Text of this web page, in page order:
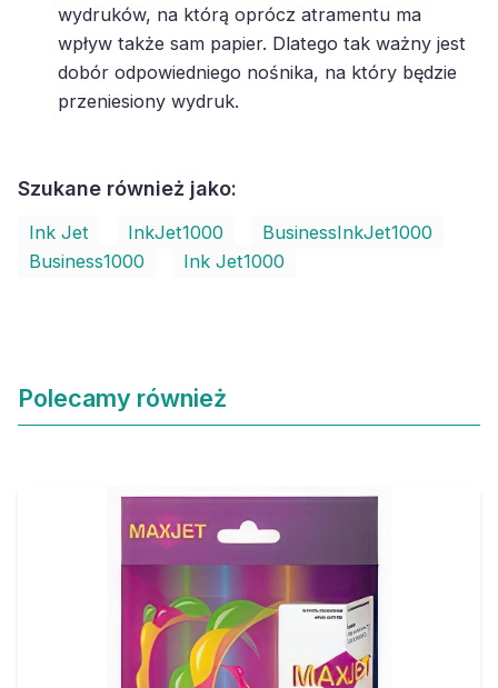
wydruków, na którą oprócz atramentu ma
wpływ także sam papier. Dlatego tak ważny jest
dobór odpowiedniego nośnika, na który będzie
przeniesiony wydruk.
Szukane również jako:
Ink Jet InkJet1000
BusinessInkJet1000
Business1000
Ink Jet1000
Polecamy również